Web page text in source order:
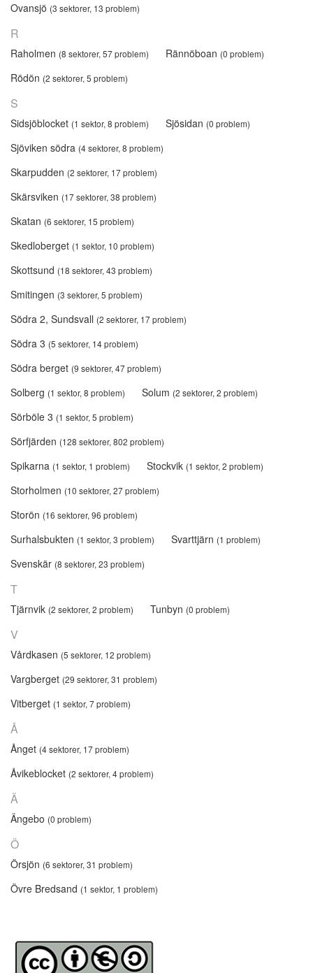
Ovansjö (3 sektorer, 13 problem)
R
Raholmen (8 sektorer, 57 problem) Rännöboan (0 problem)
Rödön (2 sektorer, 5 problem)
S
Sidsjöblocket (1 sektor, 8 problem) Sjösidan (0 problem)
Sjöviken södra (4 sektorer, 8 problem)
Skarpudden (2 sektorer, 17 problem)
Skärsviken (17 sektorer, 38 problem)
Skatan (6 sektorer, 15 problem)
Skedloberget (1 sektor, 10 problem)
Skottsund (18 sektorer, 43 problem)
Smitingen (3 sektorer, 5 problem)
Södra 2, Sundsvall (2 sektorer, 17 problem)
Södra 3 (5 sektorer, 14 problem)
Södra berget (9 sektorer, 47 problem)
Solberg (1 sektor, 8 problem) Solum (2 sektorer, 2 problem)
Sörböle 3 (1 sektor, 5 problem)
Sörfjärden (128 sektorer, 802 problem)
Spikarna (1 sektor, 1 problem) Stockvik (1 sektor, 2 problem)
Storholmen (10 sektorer, 27 problem)
Storön (16 sektorer, 96 problem)
Surhalsbukten (1 sektor, 3 problem) Svarttjärn (1 problem)
Svenskär (8 sektorer, 23 problem)
T
Tjärnvik (2 sektorer, 2 problem) Tunbyn (0 problem)
V
Vårdkasen (5 sektorer, 12 problem)
Vargberget (29 sektorer, 31 problem)
Vitberget (1 sektor, 7 problem)
Å
Ånget (4 sektorer, 17 problem)
Åvikeblocket (2 sektorer, 4 problem)
Ä
Ängebo (0 problem)
Ö
Örsjön (6 sektorer, 31 problem)
Övre Bredsand (1 sektor, 1 problem)